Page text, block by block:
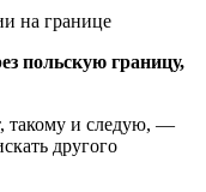
польскую границу,
такому и следую, —
другого